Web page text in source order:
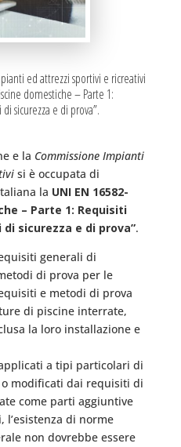
ed attrezzi sportivi e ricreativi
domestiche – Parte 1:
sicurezza e di prova”.
e la Commissione Impianti
si è occupata di
la UNI EN 16582-
– Parte 1: Requisiti
sicurezza e di prova”.
generali di
di prova per le
e metodi di prova
di piscine interrate,
la loro installazione e
a tipi particolari di
modificati dai requisiti di
come parti aggiuntive
di norme
non dovrebbe essere